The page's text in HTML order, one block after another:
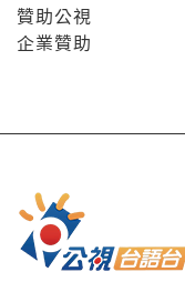
贊助公視
企業贊助